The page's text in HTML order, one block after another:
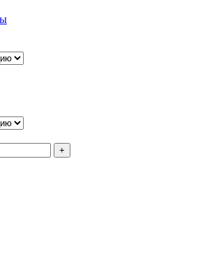
Этот
несколько
вариаций.
на
странице
товара.